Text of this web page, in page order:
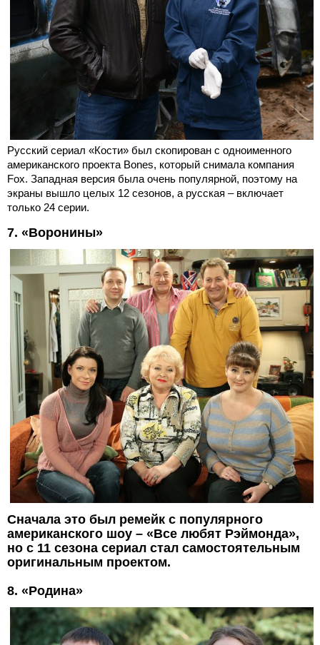
Русский сериал «Кости» был скопирован с одноименного
американского проекта Bones, который снимала компания
Fox. Западная версия была очень популярной, поэтому на
экраны вышло целых 12 сезонов, а русская – включает
только 24 серии.
7. «Воронины»
Сначала это был ремейк с популярного
американского шоу – «Все любят Рэймонда»,
но с 11 сезона сериал стал самостоятельным
оригинальным проектом.
8. «Родина»